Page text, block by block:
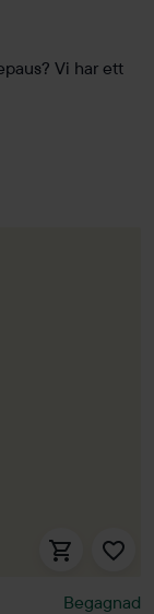
Vi har ett
Begagnad